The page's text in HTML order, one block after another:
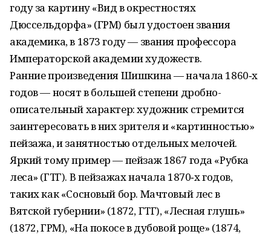
году за картину «Вид в окрестностях
Дюссельдорфа» (ГРМ) был удостоен звания
академика, в 1873 году — звания профессора
Императорской академии художеств.
Ранние произведения Шишкина — начала 1860‑х
годов — носят в большей степени дробно-
описательный характер: художник стремится
заинтересовать в них зрителя и «картинностью»
пейзажа, и занятностью отдельных мелочей.
Яркий тому пример — пейзаж 1867 года «Рубка
леса» (ГТГ). В пейзажах начала 1870‑х годов,
таких как «Сосновый бор. Мачтовый лес в
Вятской губернии» (1872, ГТГ), «Лесная глушь»
(1872, ГРМ), «На покосе в дубовой роще» (1874,